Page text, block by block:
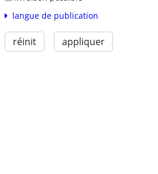
langue de publication
réinit appliquer